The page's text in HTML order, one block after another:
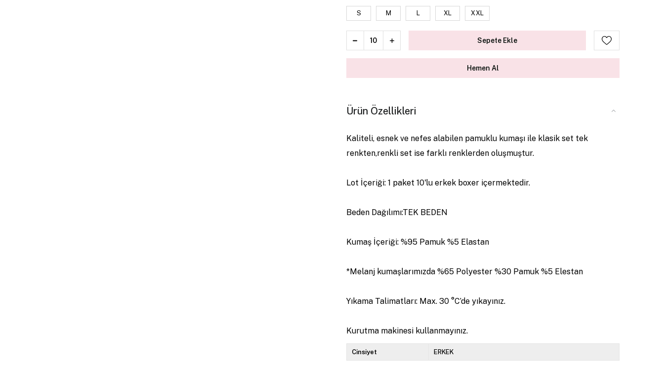
S M L XL XXL
Ürün Özellikleri
Kaliteli, esnek ve nefes alabilen pamuklu kumaşı ile klasik set tek
renkten,renkli set ise farklı renklerden oluşmuştur.
Lot İçeriği: 1 paket 10'lu erkek boxer içermektedir.
Beden Dağılımı:TEK BEDEN
Kumaş İçeriği: %95 Pamuk %5 Elastan
*Melanj kumaşlarımızda %65 Polyester %30 Pamuk %5 Elestan
Yıkama Talimatları: Max. 30 °C’de yıkayınız.
Kurutma makinesi kullanmayınız.
Cinsiyet ERKEK